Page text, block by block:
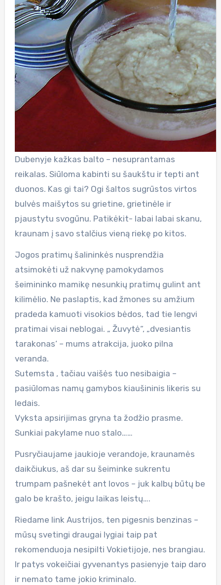
Dubenyje kažkas balto – nesuprantamas
reikalas. Siūloma kabinti su šaukštu ir tepti ant
duonos. Kas gi tai? Ogi šaltos sugrūstos virtos
bulvės maišytos su grietine, grietinėle ir
pjaustytu svogūnu. Patikėkit- labai labai skanu,
kraunam į savo stalčius vieną riekę po kitos.
Jogos pratimų šalininkės nusprendžia
atsimokėti už nakvynę pamokydamos
šeimininko mamikę nesunkių pratimų gulint ant
kilimėlio. Ne paslaptis, kad žmones su amžium
pradeda kamuoti visokios bėdos, tad tie lengvi
pratimai visai neblogai. „ Žuvytė“, „dvesiantis
tarakonas‘ – mums atrakcija, juoko pilna
veranda.
Sutemsta , tačiau vaišės tuo nesibaigia –
pasiūlomas namų gamybos kiaušininis likeris su
ledais.
Vyksta apsirijimas gryna ta žodžio prasme.
Sunkiai pakylame nuo stalo……
Pusryčiaujame jaukioje verandoje, kraunamės
daikčiukus, aš dar su šeiminke sukrentu
trumpam pašnekėt ant lovos – juk kalbų būtų be
galo be krašto, jeigu laikas leistų….
Riedame link Austrijos, ten pigesnis benzinas –
mūsų svetingi draugai lygiai taip pat
rekomenduoja nesipilti Vokietijoje, nes brangiau.
Ir patys vokeičiai gyvenantys pasienyje taip daro
ir nemato tame jokio kriminalo.